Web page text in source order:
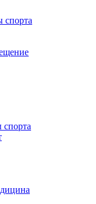
спорта